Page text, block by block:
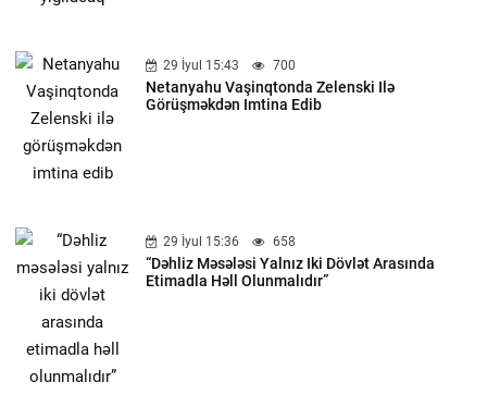
29 İyul 15:43 700
Netanyahu Vaşinqtonda Zelenski Ilə
Görüşməkdən Imtina Edib
29 İyul 15:36 658
“Dəhliz Məsələsi Yalnız Iki Dövlət Arasında
Etimadla Həll Olunmalıdır”